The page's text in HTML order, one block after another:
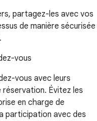
partagez-les avec vos
de manière sécurisée
vous
vous avec leurs
réservation. Évitez les
en charge de
participation avec des